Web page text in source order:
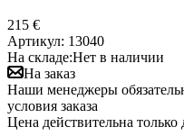
215 €
Артикул: 13040
На складе:Нет в наличии
На заказ
Наши менеджеры
условия заказа
Цена действительна